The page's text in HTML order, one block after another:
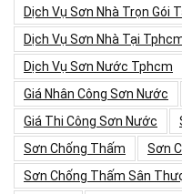
Dịch Vụ Sơn Nhà Trọn Gói
Dịch Vụ Sơn Nhà Tại
Dịch Vụ Sơn Nước Tphcm
Giá Nhân Công Sơn Nước
Giá Thi Công Sơn Nước
Sơn Chống Thấm
Sơn
Sơn Chống Thấm Sân